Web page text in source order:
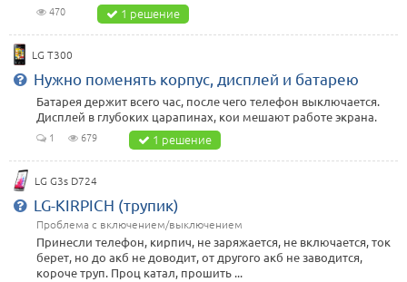
470 1 решение
LG T300
Нужно поменять корпус, дисплей и батарею
Батарея держит всего час, после чего телефон выключается.
Дисплей в глубоких царапинах, кои мешают работе экрана.
1 679 1 решение
LG G3s D724
LG-KIRPICH (трупик)
Проблема с включением/выключением
Принесли телефон, кирпич, не заряжается, не включается, ток
берет, но до акб не доводит, от другого акб не заводится,
короче труп. Проц катал, прошить ...